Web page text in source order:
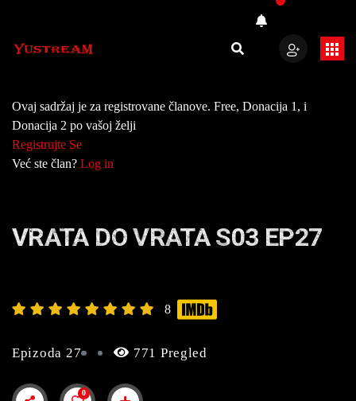
Ovaj sadržaj je za registrovane članove. Free, Donacija 1, i
Donacija 2 po vašoj želji
Registrujte Se
Već ste član? Log in
VRATA DO VRATA S03 EP27
8
Epizoda 27 771 Pregled
0